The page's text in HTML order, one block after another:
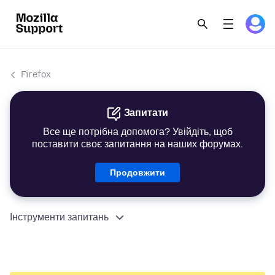
Firefox
Запитати
Все ще потрібна допомога? Увійдіть, щоб
поставити своє запитання на наших форумах.
Продовжити
Інструменти запитань